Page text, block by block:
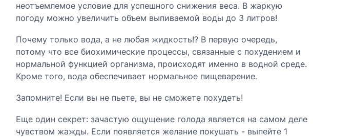
неотъемлемое условие для успешного снижения веса. В жаркую
погоду можно увеличить объем выпиваемой воды до 3 литров!
Почему только вода, а не любая жидкость!? В первую очередь,
потому что все биохимические процессы, связанные с похудением и
нормальной функцией организма, происходят именно в водной среде.
Кроме того, вода обеспечивает нормальное пищеварение.
Запомните! Если вы не пьете, вы не сможете похудеть!
Еще один секрет: зачастую ощущение голода является на самом деле
чувством жажды. Если появляется желание покушать - выпейте 1